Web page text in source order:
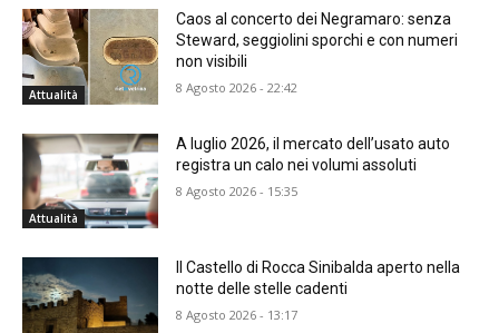
Attualità
Caos al concerto dei Negramaro: senza
Steward, seggiolini sporchi e con numeri
non visibili
8 Agosto 2026 - 22:42
Attualità
A luglio 2026, il mercato dell’usato auto
registra un calo nei volumi assoluti
8 Agosto 2026 - 15:35
Il Castello di Rocca Sinibalda aperto nella
notte delle stelle cadenti
8 Agosto 2026 - 13:17